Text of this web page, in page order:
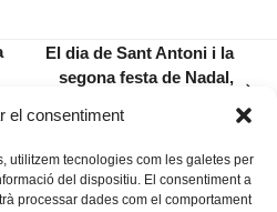
el consentiment
utilitzem tecnologies com les galetes per
del dispositiu. El consentiment a
processar dades com el comportament
post:
El dia de Sant Antoni i la
segona festa de Nadal,
locals per al 2017